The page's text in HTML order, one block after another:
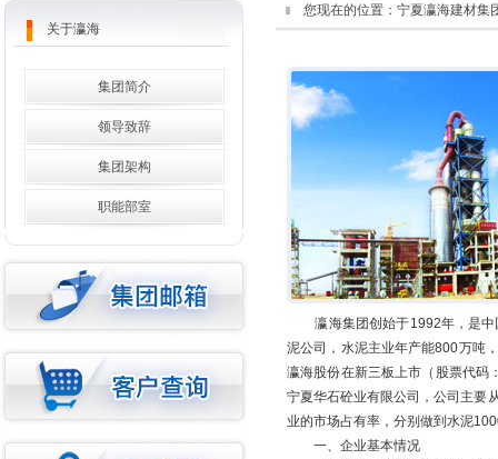
您现在的位置： 宁夏瀛海建材集
瀛海集团创始于1992年，是中
泥公司，水泥主业年产能800万吨
瀛海股份在新三板上市（股票代码
宁夏华石砼业有限公司，公司主要
业的市场占有率，分别做到水泥
一、企业基本情况
关于瀛海
集团简介
领导致辞
集团架构
职能部室